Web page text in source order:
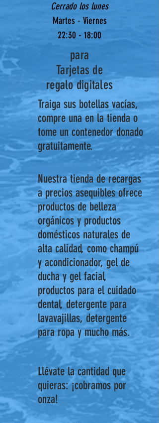
Cerrado los lunes
Martes - Viernes
22:30 - 18:00
para
Tarjetas de
regalo digitales
Traiga sus botellas vacías,
compre una en la tienda o
tome un contenedor donado
gratuitamente.
Nuestra tienda de recargas
a precios asequibles ofrece
productos de belleza
orgánicos y productos
domésticos naturales de
alta calidad, como champú
y acondicionador, gel de
ducha y gel facial,
productos para el cuidado
dental, detergente para
lavavajillas, detergente
para ropa y mucho más.
Llévate la cantidad que
quieras: ¡cobramos por
onza!